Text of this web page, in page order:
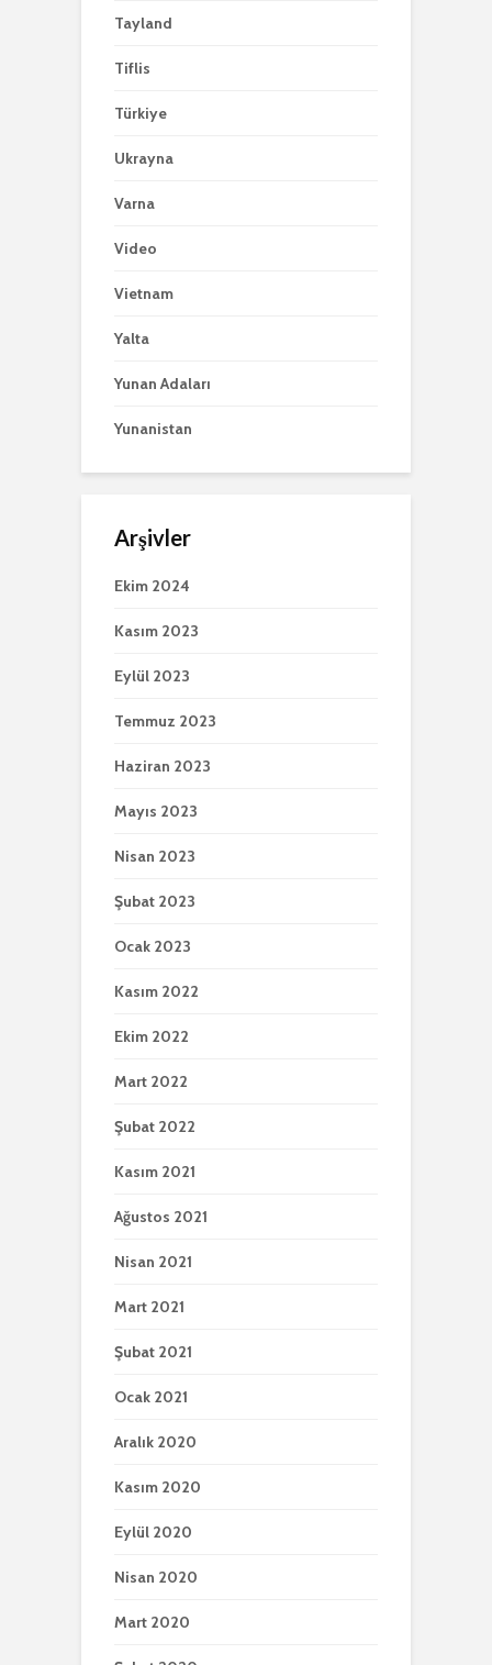
Tayland
Tiflis
Türkiye
Ukrayna
Varna
Video
Vietnam
Yalta
Yunan Adaları
Yunanistan
Arşivler
Ekim 2024
Kasım 2023
Eylül 2023
Temmuz 2023
Haziran 2023
Mayıs 2023
Nisan 2023
Şubat 2023
Ocak 2023
Kasım 2022
Ekim 2022
Mart 2022
Şubat 2022
Kasım 2021
Ağustos 2021
Nisan 2021
Mart 2021
Şubat 2021
Ocak 2021
Aralık 2020
Kasım 2020
Eylül 2020
Nisan 2020
Mart 2020